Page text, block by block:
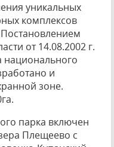
уникальных
комплексов
от 14.08.2002 г.
национального
и
зоне.
парка включен
Плещеево с